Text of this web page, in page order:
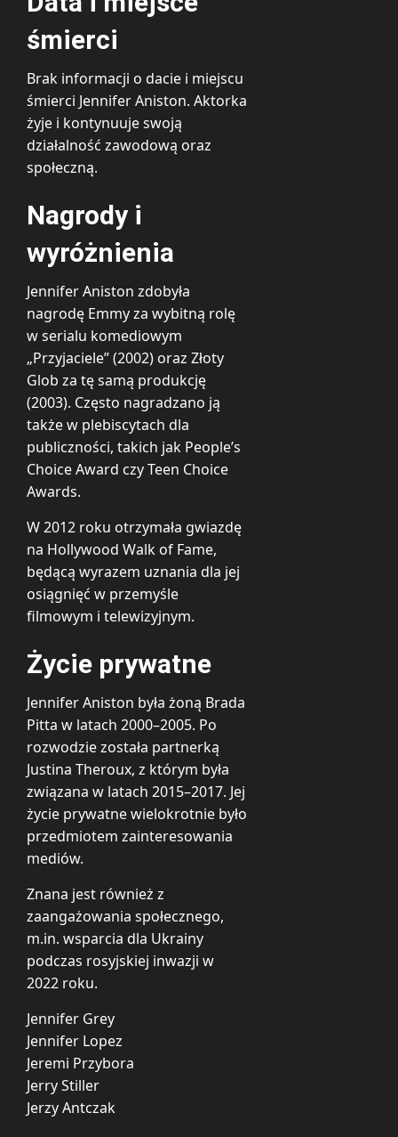
śmierci
Brak informacji o dacie i miejscu
śmierci Jennifer Aniston. Aktorka
żyje i kontynuuje swoją
działalność zawodową oraz
społeczną.
Nagrody i
wyróżnienia
Jennifer Aniston zdobyła
nagrodę Emmy za wybitną rolę
w serialu komediowym
„Przyjaciele” (2002) oraz Złoty
Glob za tę samą produkcję
(2003). Często nagradzano ją
także w plebiscytach dla
publiczności, takich jak People’s
Choice Award czy Teen Choice
Awards.
W 2012 roku otrzymała gwiazdę
na Hollywood Walk of Fame,
będącą wyrazem uznania dla jej
osiągnięć w przemyśle
filmowym i telewizyjnym.
Życie prywatne
Jennifer Aniston była żoną Brada
Pitta w latach 2000–2005. Po
rozwodzie została partnerką
Justina Theroux, z którym była
związana w latach 2015–2017. Jej
życie prywatne wielokrotnie było
przedmiotem zainteresowania
mediów.
Znana jest również z
zaangażowania społecznego,
m.in. wsparcia dla Ukrainy
podczas rosyjskiej inwazji w
2022 roku.
Jennifer Grey
Jennifer Lopez
Jeremi Przybora
Jerry Stiller
Jerzy Antczak